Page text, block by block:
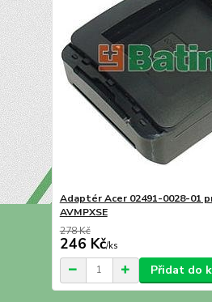
Adaptér Acer 02491-0028-01
AVMPXSE
278 Kč
246 Kč/ks
Přidat do